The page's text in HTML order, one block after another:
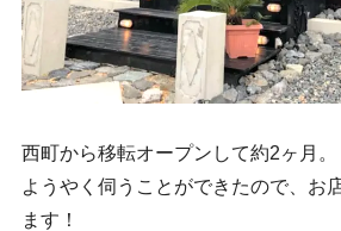
西町から移転オープンして約2ヶ月。
ようやく伺うことができたので、お
ます！